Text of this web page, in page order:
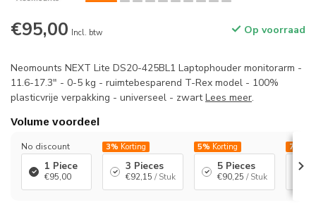
€95,00 Incl. btw Op voorraad
Neomounts NEXT Lite DS20-425BL1 Laptophouder monitorarm -
11.6-17.3" - 0-5 kg - ruimtebesparend T-Rex model - 100%
plasticvrije verpakking - universeel - zwartLees meer.
Volume voordeel
No discount
1 Piece
€95,00
3% Korting
3 Pieces
€92,15 / Stuk
5% Korting
5 Pieces
€90,25 / Stuk
7%